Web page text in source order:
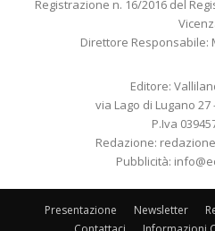
Registrazione n. 16/2016 del
Direttore Responsabile:
Editore:
via Lago di Lugano 27
P.Iva
Redazione:
Pubblicità:
Presentazione Newsletter